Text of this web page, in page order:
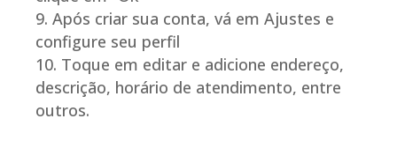
Após criar sua conta, vá em Ajustes e
configure seu perfil
Toque em editar e adicione endereço,
descrição, horário de atendimento, entre
outros.